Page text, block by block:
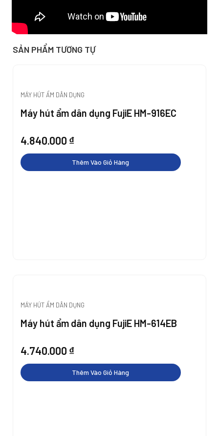
SẢN PHẨM TƯƠNG TỰ
MÁY HÚT ẨM DÂN DỤNG
Máy hút ẩm dân dụng FujiE HM-916EC
4.840.000 ₫
Thêm Vào Giỏ Hàng
MÁY HÚT ẨM DÂN DỤNG
Máy hút ẩm dân dụng FujiE HM-614EB
4.740.000 ₫
Thêm Vào Giỏ Hàng